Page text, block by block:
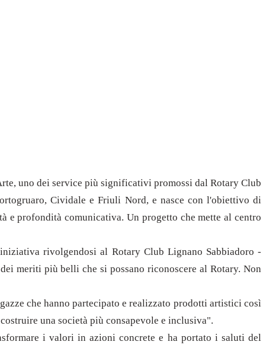
uno dei service più significativi promossi dal Rotary Club
Cividale e Friuli Nord, e nasce con l'obiettivo di
e profondità comunicativa. Un progetto che mette al centro
rivolgendosi al Rotary Club Lignano Sabbiadoro -
meriti più belli che si possano riconoscere al Rotary. Non
che hanno partecipato e realizzato prodotti artistici così
una società più consapevole e inclusiva".
i valori in azioni concrete e ha portato i saluti del